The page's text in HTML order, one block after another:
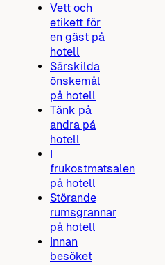
Vett och
etikett för
en gäst på
hotell
Särskilda
önskemål
på hotell
Tänk på
andra på
hotell
I
frukostmatsalen
på hotell
Störande
rumsgrannar
på hotell
Innan
besöket